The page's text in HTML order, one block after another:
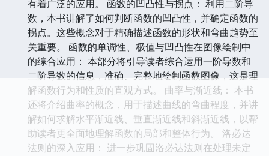
有着广泛的应用。 函数的凹凸性与拐点： 利用二阶导
数，本书讲解了如何判断函数的凹凸性，并确定函数的
拐点。这些概念对于精确描述函数的形状和弯曲趋势至
关重要。 函数的单调性、极值与凹凸性在图像绘制中
的综合应用： 本部分将引导读者综合运用一阶导数和
二阶导数的信息，准确、完整地绘制函数图像，这是理
解函数行为和性质的直观方式。 曲率与渐近线： 本书
还将介绍曲率的概念，用于描述曲线的弯曲程度，并讲
解如何求解水平渐近线、垂直渐近线和斜渐近线，以帮
助读者更全面地理解函数的局部和整体行为。 洛必达
法则的深入应用： 进一步巩固洛必达法则在处理未定